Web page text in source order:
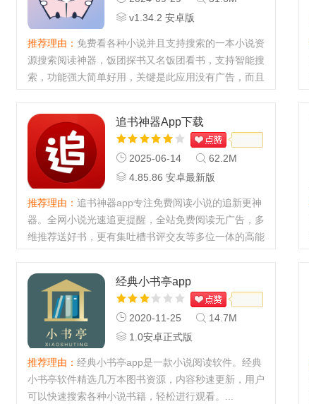
v1.34.2 安卓版
推荐理由： 免费看各种小说并且支持搜索的一本小说资
源搜索阅读神器，饭团探书又名饭团看书，支持智能搜
索，功能强大简单好用，关键是此应用没有广告，而且
追书神器App下载
2025-06-14
62.2M
4.85.86 安卓最新版
推荐理由： 追书神器app专注免费阅读小说的追新更神
器。全网小说光速追更提醒，全站免费阅读无广告，多
维推荐送好书，更有集吐槽书评交友等多位一体的高能
幻、都市言情...
经典小书亭app
2020-11-25
14.7M
1.0安卓正式版
推荐理由： 经典小书亭app是一款小说阅读软件。经典
小书亭软件精选几万本图书资源，内容秒速更新，用户
可以快速搜索各种小说书籍，轻松进行观看。...